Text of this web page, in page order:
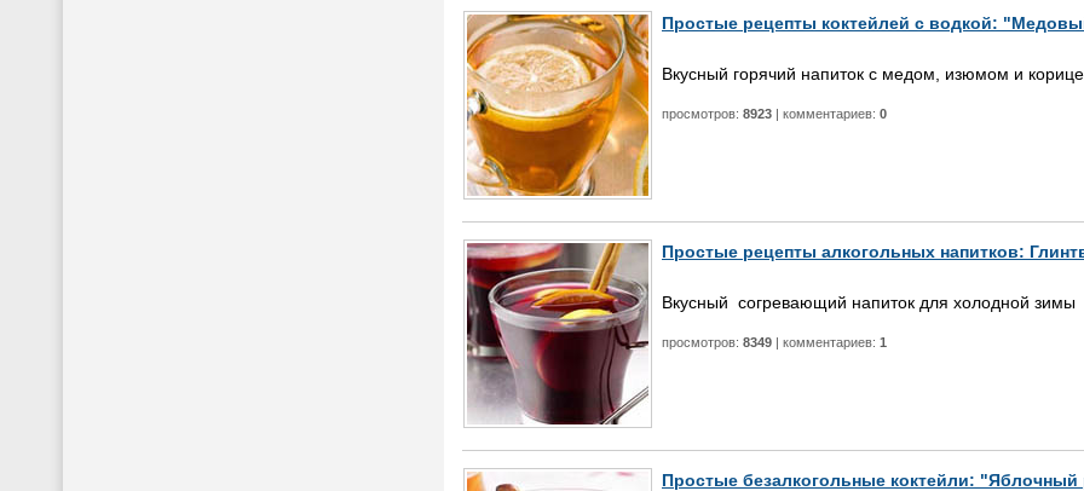
Простые рецепты коктейлей с водкой:
Вкусный горячий напиток с медом, изюмом и
просмотров: 8923 | комментариев: 0
Простые рецепты алкогольных напитков:
Вкусный согревающий напиток для холодной зимы
просмотров: 8349 | комментариев: 1
Простые безалкогольные коктейли: "Яблочный